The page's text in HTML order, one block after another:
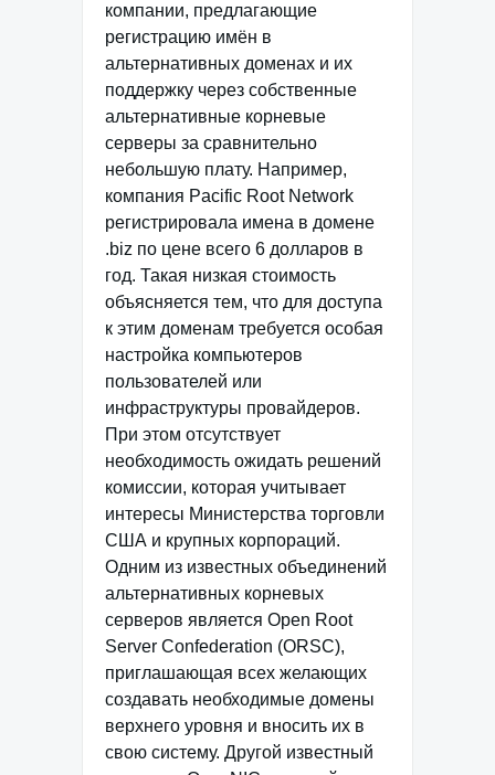
компании, предлагающие
регистрацию имён в
альтернативных доменах и их
поддержку через собственные
альтернативные корневые
серверы за сравнительно
небольшую плату. Например,
компания Pacific Root Network
регистрировала имена в домене
.biz по цене всего 6 долларов в
год. Такая низкая стоимость
объясняется тем, что для доступа
к этим доменам требуется особая
настройка компьютеров
пользователей или
инфраструктуры провайдеров.
При этом отсутствует
необходимость ожидать решений
комиссии, которая учитывает
интересы Министерства торговли
США и крупных корпораций.
Одним из известных объединений
альтернативных корневых
серверов является Open Root
Server Confederation (ORSC),
приглашающая всех желающих
создавать необходимые домены
верхнего уровня и вносить их в
свою систему. Другой известный